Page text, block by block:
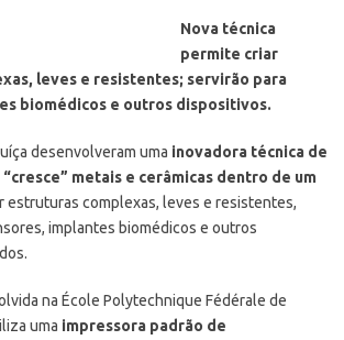
Nova técnica
permite criar
leves e resistentes; servirão para
biomédicos e outros dispositivos.
desenvolveram uma inovadora técnica de
metais e cerâmicas dentro de um
estruturas complexas, leves e resistentes,
implantes biomédicos e outros
na École Polytechnique Fédérale de
uma impressora padrão de